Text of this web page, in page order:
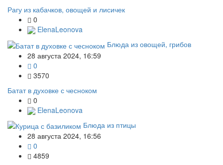
Рагу из кабачков, овощей и лисичек
0
ElenaLeonova
Блюда из овощей, грибов
28 августа 2024, 16:59
0
3570
Батат в духовке с чесноком
0
ElenaLeonova
Блюда из птицы
28 августа 2024, 16:56
0
4859